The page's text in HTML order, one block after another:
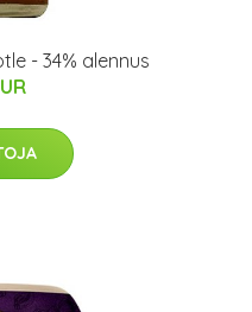
- 34% alennus